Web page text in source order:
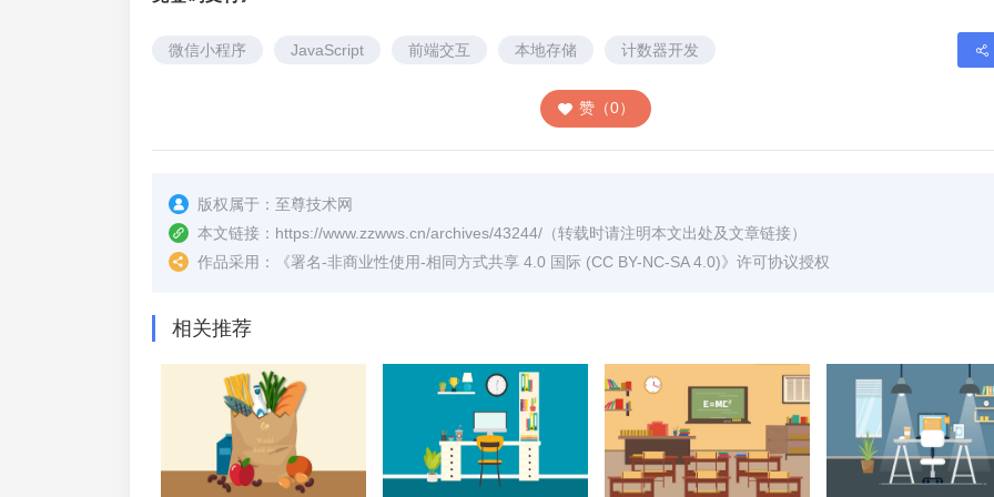
微信小程序 JavaScript 前端交互 本地存储 计数器开发
赞（0）
版权属于： 至尊技术网
本文链接： https://www.zzwws.cn/archives/43244/ （转载时请注明本文出处及文章链接）
作品采用：
《署名-非商业性使用-相同方式共享 4.0 国际 (CC BY-NC-SA 4.0)》许可协议授权
相关推荐